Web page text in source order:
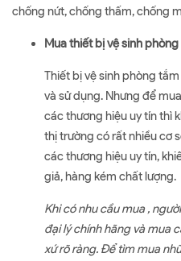
chống nứt, chống thấm, chống
Mua thiết bị vệ sinh
Thiết bị vệ sinh phòng
và sử dụng. Nhưng để
các thương hiệu uy tín thì
thị trường có rất nhiều cơ
các thương hiệu uy tín,
giả, hàng kém chất lượng.
Khi có nhu cầu mua ,
đại lý chính hãng và mua
xứ rõ ràng. Để tìm mua